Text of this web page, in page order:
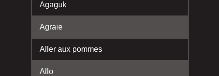
Agaguk
Agraie
Aller aux pommes
Allo